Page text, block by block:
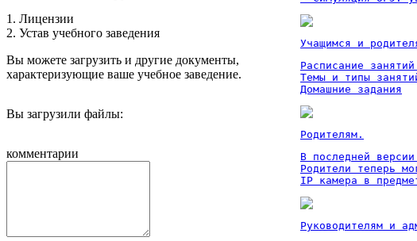
1. Лицензии
2. Устав учебного заведения
Вы можете загрузить и другие документы,
характеризующие ваше учебное заведение.
Вы загрузили файлы:
комментарии
Учащимся и
Расписание
Темы и типы
Домашние задания
Родителям.
В последней
Родители теперь
IP камера в
Руководителям и